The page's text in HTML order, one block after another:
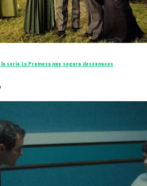
serie La Promesa que seguro desconoces